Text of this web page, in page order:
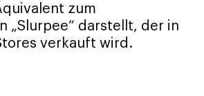
zum
„Slurpee“ darstellt, der in
verkauft wird.